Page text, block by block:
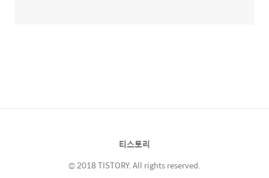
티스토리
© 2018 TISTORY. All rights reserved.